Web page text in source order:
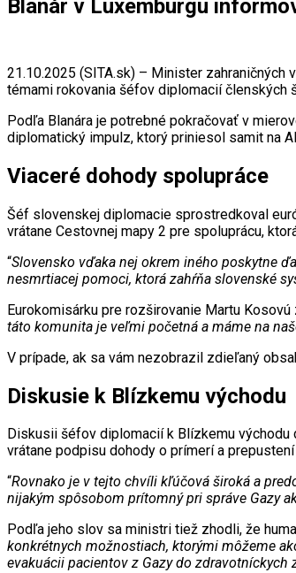
Blanár v Luxemburgu
21.10.2025 (SITA.sk) – Minister
témami rokovania šéfov diplomacií členských
Podľa Blanára je potrebné pokračovať v
diplomatický impulz, ktorý priniesol samit na
Viaceré dohody spolupráce
Šéf slovenskej diplomacie sprostredkoval
vrátane Cestovnej mapy 2 pre spoluprácu,
“Slovensko vďaka nej okrem iného poskytne
nesmrtiacej pomoci, ktorá zahŕňa slovenské
Eurokomisárku pre rozširovanie Martu
táto komunita je veľmi početná a máme na
V prípade, ak sa vám nezobrazil zdieľaný
Diskusie k Blízkemu východu
Diskusii šéfov diplomacií k Blízkemu východu
vrátane podpisu dohody o prímerí a
“Rovnako je v tejto chvíli kľúčová široká a
nijakým spôsobom prítomný pri správe Gazy
Podľa jeho slov sa ministri tiež zhodli, že
konkrétnych možnostiach, ktorými môžeme
evakuácii pacientov z Gazy do zdravotníckych